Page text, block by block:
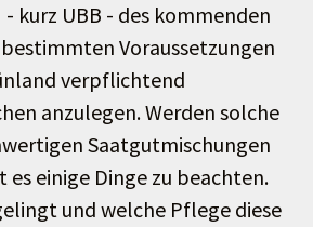
kurz UBB - des kommenden
Voraussetzungen
verpflichtend
anzulegen. Werden solche
Saatgutmischungen
einige Dinge zu beachten.
und welche Pflege diese